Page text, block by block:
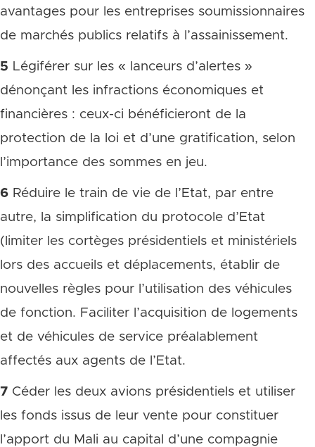
avantages pour les entreprises soumissionnaires
de marchés publics relatifs à l’assainissement.
5 Légiférer sur les « lanceurs d’alertes »
dénonçant les infractions économiques et
financières : ceux-ci bénéficieront de la
protection de la loi et d’une gratification, selon
l’importance des sommes en jeu.
6 Réduire le train de vie de l’Etat, par entre
autre, la simplification du protocole d’Etat
(limiter les cortèges présidentiels et ministériels
lors des accueils et déplacements, établir de
nouvelles règles pour l’utilisation des véhicules
de fonction. Faciliter l’acquisition de logements
et de véhicules de service préalablement
affectés aux agents de l’Etat.
7 Céder les deux avions présidentiels et utiliser
les fonds issus de leur vente pour constituer
l’apport du Mali au capital d’une compagnie